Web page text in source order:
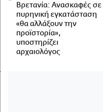
Βρετανία: Ανασκαφές σε
πυρηνική εγκατάσταση
«θα αλλάξουν την
προϊστορία»,
υποστηρίζει
αρχαιολόγος